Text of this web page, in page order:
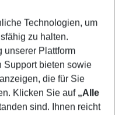
Technologien, um
zu halten.
unserer Plattform
Support bieten sowie
die für Sie
Klicken Sie auf „Alle
sind. Ihnen reicht